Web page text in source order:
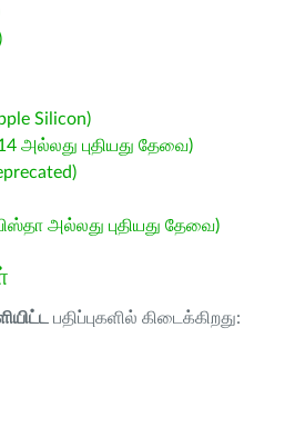
Silicon)
அல்லது புதியது தேவை)
அல்லது புதியது தேவை)
பதிப்புகளில் கிடைக்கிறது: